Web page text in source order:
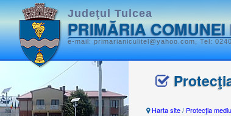
Judeţul Tulcea
PRIMĂRIA
e-mail: primarianiculitel@yahoo.com, Tel:
Harta site/ Protecţia